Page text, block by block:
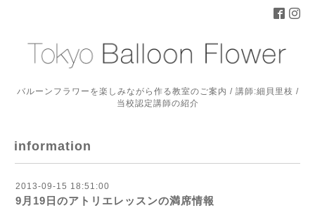
バルーンフラワーを楽しみながら作る教室のご案内 / 講師:細貝里枝 /
当校認定講師の紹介
information
2013-09-15 18:51:00
9月19日のアトリエレッスンの満席情報